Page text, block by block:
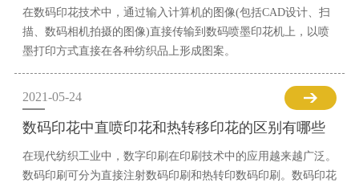
在数码印花技术中，通过输入计算机的图像(包括CAD设计、扫
描、数码相机拍摄的图像)直接传输到数码喷墨印花机上，以喷
墨打印方式直接在各种纺织品上形成图案。
2021-05-24
数码印花中直喷印花和热转移印花的区别有哪些
在现代纺织工业中，数字印刷在印刷技术中的应用越来越广泛。
数码印刷可分为直接注射数码印刷和热转印数码印刷。数码印花